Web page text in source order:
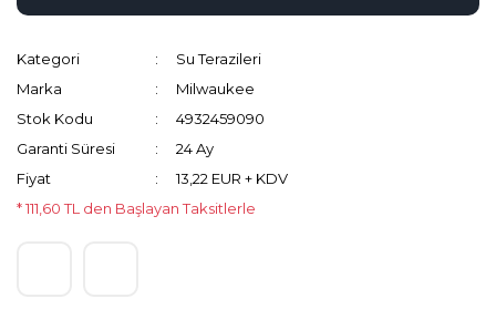
Kategori
Su Terazileri
Marka
Milwaukee
Stok Kodu
4932459090
Garanti Süresi
24 Ay
Fiyat
13,22 EUR + KDV
* 111,60 TL den Başlayan Taksitlerle